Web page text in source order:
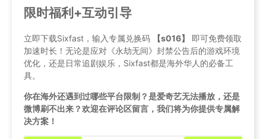
限时福利+互动引导
立即下载Sixfast，输入专属兑换码 【s016】
即可免费领取
加速时长！无论是应对《永劫无间》封禁公告后的游戏环境
优化，还是日常追剧娱乐，Sixfast都是海外华人的必备工
具。
你在海外还遇到过哪些平台限制？是爱奇艺无法播放，还是
微博刷不出来？欢迎在评论区留言，我们将为你提供专属解
决方案！